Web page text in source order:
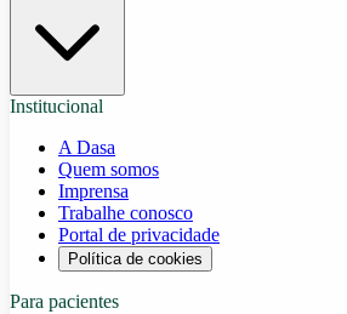
Institucional
A Dasa
Quem somos
Imprensa
Trabalhe conosco
Portal de privacidade
Política de cookies
Para pacientes